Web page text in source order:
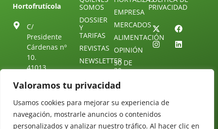
Valoramos tu privacidad
Usamos cookies para mejorar su experiencia de
navegación, mostrarle anuncios o contenidos
personalizados y analizar nuestro tráfico. Al hacer clic en
Hortofrutícola
C/
Presidente
Cárdenas nº
10.
41013
ESPAÑA
Tel: (+34) 954
25 88 51
redaccion@revistamercados.com
SOMOS
DOSSIER
Y
TARIFAS
REVISTAS
NEWSLETTER
ÚNETE A
TELEGRAM
CONTACTO
EMPRESA
MERCADOS
ALIMENTACIÓN
OPINIÓN
30 DE
30
DIRECTORIO
PRIVACIDAD